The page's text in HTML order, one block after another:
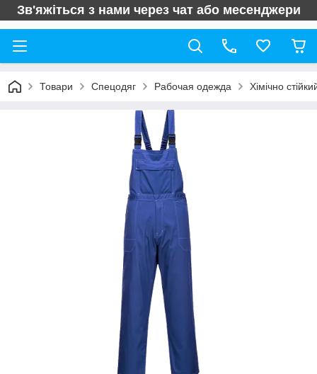
Зв'яжіться з нами через чат або месенджери
Товари Спецодяг Рабочая одежда Хімічно